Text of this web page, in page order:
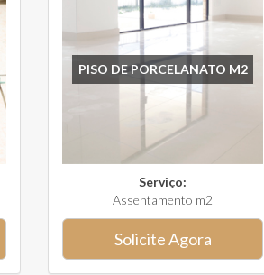
PISO DE PORCELANATO M2
Serviço:
Assentamento m2
Solicite Agora